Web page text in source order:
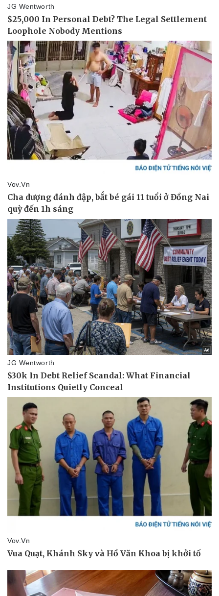
Pháp luật
Vụ án
Tin nóng
Tư vấn luật
Quân sự - Quốc phòng
Vũ khí
Việt Nam
Phân tích